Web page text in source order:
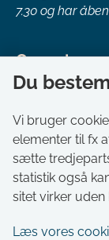
7.30 og har
Genveje
Aktuelt
Akut hjælp
Bestil tid i
Ledige
Du
Vi bruger
elementer til fx
sætte
statistik også
sitet virker
Læs vores